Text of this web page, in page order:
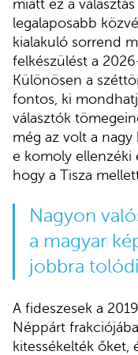
miatt ez a
legalaposabb
kialakuló sorrend
felkészülést a
Különösen a
fontos, ki
választók
még az volt a
e komoly ellenzéki
hogy a Tisza
Nagyon
a magyar
jobbra
A fideszesek a
Néppárt
kitessékelték őket,